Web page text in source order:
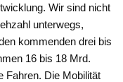
Wir sind nicht
unterwegs,
kommenden drei bis
16 bis 18 Mrd.
Fahren. Die Mobilität